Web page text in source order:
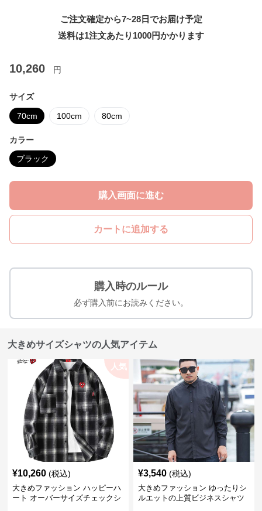
ご注文確定から7~28日でお届け予定
送料は1注文あたり 1000円かかります
10,260 円
サイズ
70cm 100cm 80cm
カラー
ブラック
購入画面に進む
カートに追加する
購入時のルール
必ず購入前にお読みください。
大きめサイズシャツの人気アイテム
人気
¥10,260 (税込)
大きめファッション ハッピーハ
ート オーバーサイズチェックシ
¥3,540 (税込)
大きめファッション ゆったりシ
ルエットの上質ビジネスシャツ